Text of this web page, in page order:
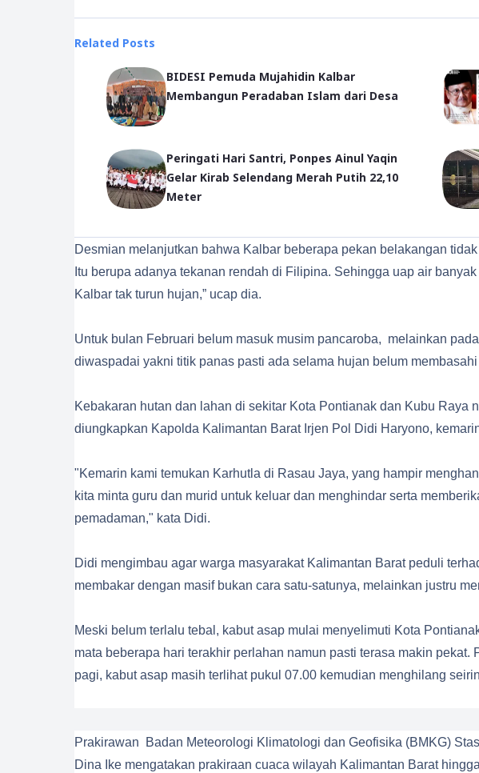
Related Posts
BIDESI Pemuda Mujahidin Kalbar
Membangun Peradaban Islam dari Desa
Peringati Hari Santri, Ponpes Ainul Yaqin
Gelar Kirab Selendang Merah Putih 22,10
Meter
Desmian melanjutkan bahwa Kalbar beberapa pekan belakangan
Itu berupa adanya tekanan rendah di Filipina. Sehingga uap air
Kalbar tak turun hujan,” ucap dia.
Untuk bulan Februari belum masuk musim pancaroba, melainkan
diwaspadai yakni titik panas pasti ada selama hujan belum
Kebakaran hutan dan lahan di sekitar Kota Pontianak dan Kubu Raya
diungkapkan Kapolda Kalimantan Barat Irjen Pol Didi Haryono,
"Kemarin kami temukan Karhutla di Rasau Jaya, yang hampir
kita minta guru dan murid untuk keluar dan menghindar serta
pemadaman," kata Didi.
Didi mengimbau agar warga masyarakat Kalimantan Barat peduli
membakar dengan masif bukan cara satu-satunya, melainkan justru
Meski belum terlalu tebal, kabut asap mulai menyelimuti Kota
mata beberapa hari terakhir perlahan namun pasti terasa makin
pagi, kabut asap masih terlihat pukul 07.00 kemudian menghilang
Prakirawan Badan Meteorologi Klimatologi dan Geofisika (BMKG)
Dina Ike mengatakan prakiraan cuaca wilayah Kalimantan Barat